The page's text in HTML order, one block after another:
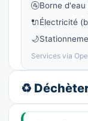
🚰Borne d'eau
🔌Électricité
🌙
Services via
♻️